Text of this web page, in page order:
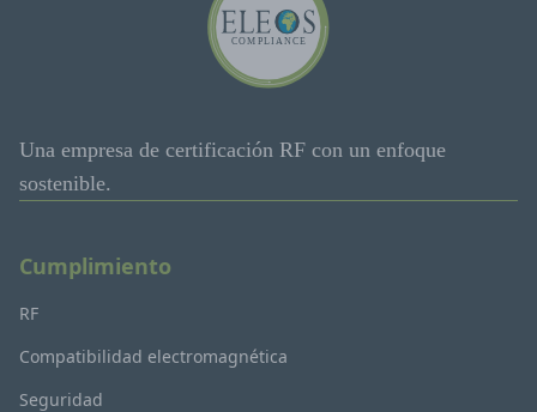
Una empresa de certificación RF con un enfoque
sostenible.
Cumplimiento
RF
Compatibilidad electromagnética
Seguridad